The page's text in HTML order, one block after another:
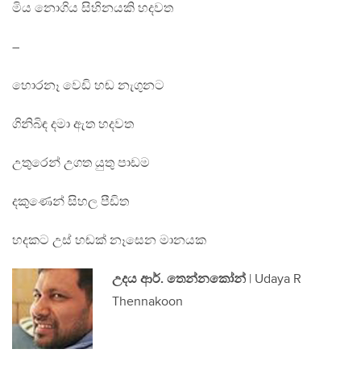
මිය නොගිය සිහිනයකි හදවත
–
හොරනෑ වෙඩි හඬ නැගුනට
ගිනිබිඳ දමා ඇත හදවත
උතුරෙන් උගත යුතු පාඩම
දකුණෙන් සිහල පීඩිත
හදකට උස් හඬක් නෑසෙන මානයක
උදය ආර්. තෙන්නකෝන් | Udaya R
Thennakoon